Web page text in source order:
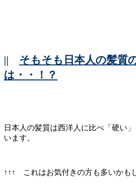
|| そもそも日本人の髪質
は・・！？
日本人の髪質は西洋人に比べ「硬い
います。
↑↑↑ これはお気付きの方も多いかも